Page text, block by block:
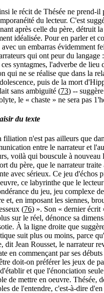
le récit de Thésée ne prend-il
du lecteur. C'est
après celle du père, détruit
idéalisée. Pour en parler et
avec un embarras évidemment
qui ont peur du
syntagmes, l'adverbe de
qui ne se réalise que dans la
puis de la mort
sans ambiguïté (73) --
le « chaste » ne sera pas
du texte
n'est pas ailleurs que
entre le narrateur et
voilà qui bouscule à
du père, que le narrateur
avec sérieux. Ce jeu
ce labyrinthe que le
du jeu, jeu complexe
et, en imposant les siennes,
(76) ». Son « dernier écrit
sur le réel, dénonce sa
À la ligne droite que
suit plus ou moins, parce
dit Jean Rousset, le narrateur
en commençant par ses
doit-on préférer les jeux de
et que l'énonciation
de mettre en oeuvre. Thésée,
de l'entendre, c'est-à-dire